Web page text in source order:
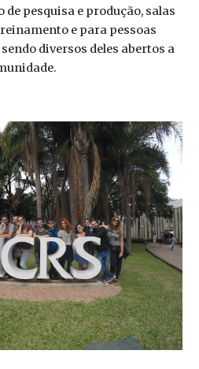
de pesquisa e produção, salas
e para pessoas
diversos deles abertos a